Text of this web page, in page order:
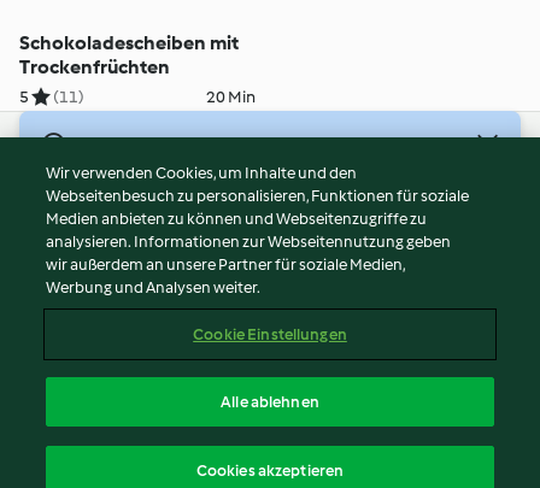
Schokoladescheiben mit
Trockenfrüchten
5 (11) 20 Min
Nutzungsbedingungen
Datenschutzrichtlinien
Disclaimer
Impressum
Inhalt melden
Erklärung zur Barrierefreiheit
Wir verwenden Cookies, um Inhalte und den
Webseitenbesuch zu personalisieren, Funktionen für soziale
Medien anbieten zu können und Webseitenzugriffe zu
analysieren. Informationen zur Webseitennutzung geben
wir außerdem an unsere Partner für soziale Medien,
Werbung und Analysen weiter.
Cookie Einstellungen
Alle ablehnen
Cookies akzeptieren